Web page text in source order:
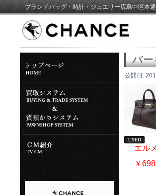
ブランドバッグ・時計・ジュエリー広島中区本
バ
公開日:
エル
￥